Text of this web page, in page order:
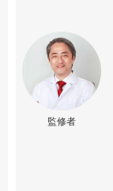
監修者